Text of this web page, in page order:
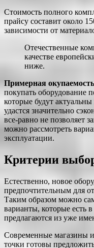
Стоимость полного
прайсу составит около
зависимости от
Отечественные
качестве
ниже.
Примерная
покупать оборудование
которые будут
удастся значительно
все-равно не позволяет
можно рассмотреть
эксплуатации.
Критерии
Естественно, новое
предпочтительным для
Таким образом можно
варианты, которые есть
предлагаются из уже
Современные магазины
точки готовы